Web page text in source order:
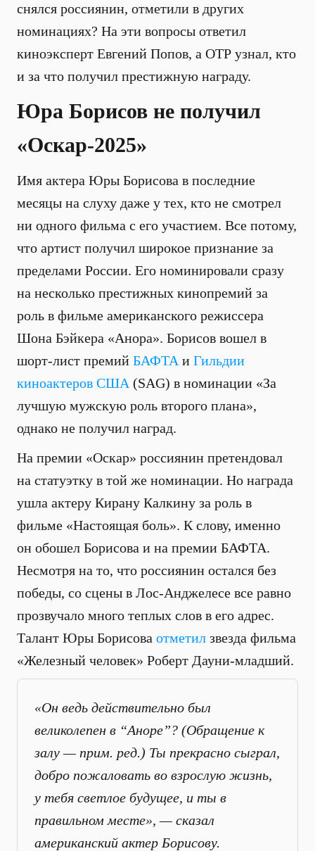
снялся россиянин, отметили в других
номинациях? На эти вопросы ответил
киноэксперт Евгений Попов, а ОТР узнал, кто
и за что получил престижную награду.
Юра Борисов не получил
«Оскар-2025»
Имя актера Юры Борисова в последние
месяцы на слуху даже у тех, кто не смотрел
ни одного фильма с его участием. Все потому,
что артист получил широкое признание за
пределами России. Его номинировали сразу
на несколько престижных кинопремий за
роль в фильме американского режиссера
Шона Бэйкера «Анора». Борисов вошел в
шорт-лист премий БАФТА и Гильдии
киноактеров США (SAG) в номинации «За
лучшую мужскую роль второго плана»,
однако не получил наград.
На премии «Оскар» россиянин претендовал
на статуэтку в той же номинации. Но награда
ушла актеру Кирану Калкину за роль в
фильме «Настоящая боль». К слову, именно
он обошел Борисова и на премии БАФТА.
Несмотря на то, что россиянин остался без
победы, со сцены в Лос-Анджелесе все равно
прозвучало много теплых слов в его адрес.
Талант Юры Борисова отметил звезда фильма
«Железный человек» Роберт Дауни-младший.
«Он ведь действительно был
великолепен в “Аноре”? (Обращение к
залу — прим. ред.) Ты прекрасно сыграл,
добро пожаловать во взрослую жизнь,
у тебя светлое будущее, и ты в
правильном месте», — сказал
американский актер Борисову.